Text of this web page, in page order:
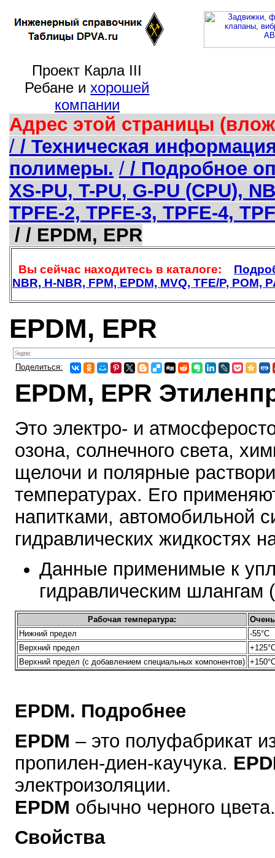
Проект Карла III
Ребане ихорошей
компании
Адрес этой страницы
/ / Техническая
полимеры. / / Подробное
XS-PU, T-PU, G-PU (CPU),
TPFE-2, TPFE-3, TPFE-4,
/ / EPDM, EPR
Вы сейчас находитесь в каталоге:
NBR, H-NBR, FPM, EPDM, MVQ, TFE/P,
EPDM, EPR
Поделиться:
EPDM, EPR
Это электро- и
озона, солнечного света,
щелочи и полярные
температурах. Его
напитками, автомобильной
гидравлических жидкостях
Данные применимые к
гидравлическим шлангам
Рабочая температура:
Нижний предел
-55°С
Верхний предел
Верхний предел (с добавлением специальных компонентов)
EPDM. Подробнее
EPDM – это полуфабрикат
пропилен-диен-каучука.
электроизоляции.
EPDM обычно черного цвета.
Свойства